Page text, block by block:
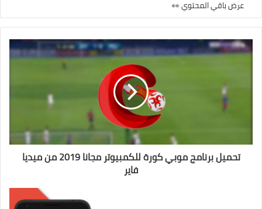
عرض باقي المحتوي 👀
تحميل برنامج موبي كورة للكمبيوتر مجانا 2019 من ميديا
فاير